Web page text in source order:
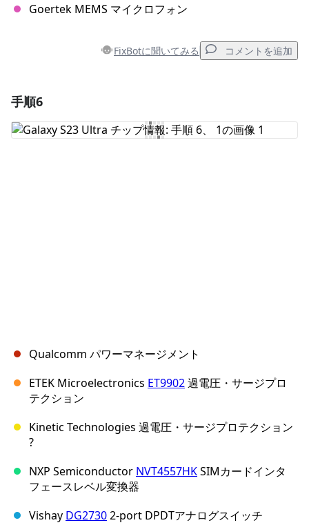
Goertek MEMS マイクロフォン
FixBotに聞いてみる コメントを追加
コメントを追加
手順6
Qualcomm パワーマネージメント
ETEK Microelectronics ET9902過電圧・サージプロ
テクション
Kinetic Technologies 過電圧・サージプロテクション
?
NXP Semiconductor NVT4557HKSIMカードインタ
フェースレベル変換器
Vishay DG27302-port DPDTアナログスイッチ